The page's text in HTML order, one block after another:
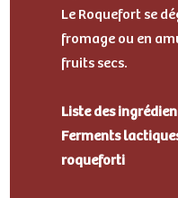
Le Roquefort se
fromage ou en
fruits secs.
Liste des
Ferments
roqueforti